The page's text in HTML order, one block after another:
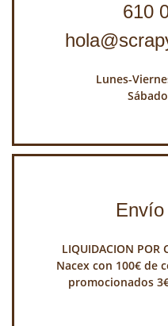
610
Lunes-
LIQUIDACION POR
Nacex con 100€ de
promocionados